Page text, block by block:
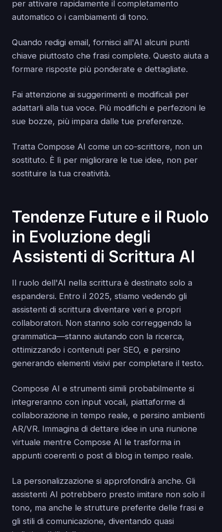
per attivare rapidamente il completamento
automatico o i cambiamenti di tono.
Quando redigi email, fornisci all'AI alcuni punti
chiave piuttosto che frasi complete. Questo aiuta a
formare risposte più ponderate e dettagliate.
Fai attenzione ai suggerimenti e modificali per
adattarli alla tua voce. Più modifichi e perfezioni le
sue bozze, più impara dalle tue preferenze.
Tratta Compose AI come un co-scrittore, non un
sostituto. È lì per migliorare le tue idee, non per
sostituire la tua creatività.
Tendenze Future e il Ruolo
in Evoluzione degli
Assistenti di Scrittura AI
Il ruolo dell'AI nella scrittura è destinato solo a
espandersi. Entro il 2025, stiamo vedendo gli
assistenti di scrittura diventare veri e propri
collaboratori. Non stanno solo correggendo la
grammatica—stanno aiutando con la ricerca,
ottimizzando i contenuti per SEO, e persino
generando elementi visivi per completare il testo.
Compose AI e strumenti simili probabilmente si
integreranno con input vocali, piattaforme di
collaborazione in tempo reale, e persino ambienti
AR/VR. Immagina di dettare idee in una riunione
virtuale mentre Compose AI le trasforma in
appunti coerenti o post di blog in tempo reale.
La personalizzazione si approfondirà anche. Gli
assistenti AI potrebbero presto imitare non solo il
tono, ma anche le strutture preferite delle frasi e
gli stili di comunicazione, diventando quasi